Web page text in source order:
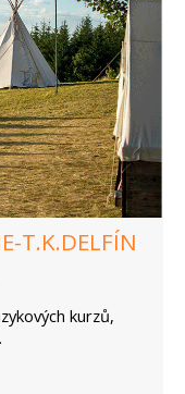
T.K.DELFÍN
kurzů,